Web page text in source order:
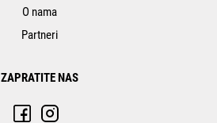
O nama
Partneri
ZAPRATITE NAS